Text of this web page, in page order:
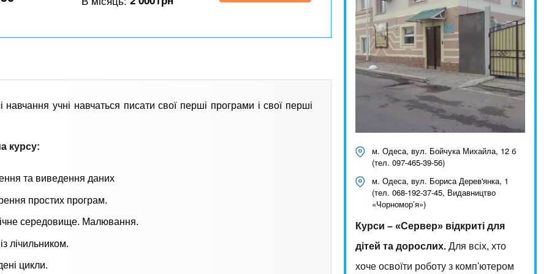
навчання учні навчаться писати свої перші програми і свої перші
курсу:
та виведення даних
простих програм.
середовище. Малювання.
лічильником.
цикли.
м. Одеса, вул. Бойчука Михайла, 12 б
(тел. 097-465-39-56)
м. Одеса, вул. Бориса Дерев'янка, 1
(тел. 068-192-37-45, Видавництво
«Чорномор’я»)
Курси – «Сервер» відкриті для
дітей та дорослих. Для всіх, хто
хоче освоїти роботу з комп'ютером